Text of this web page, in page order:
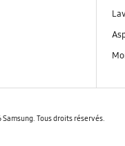
Tous droits réservés.